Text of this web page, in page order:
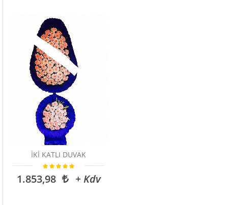
İKİ KATLI DUVAK
1.853,98 + Kdv